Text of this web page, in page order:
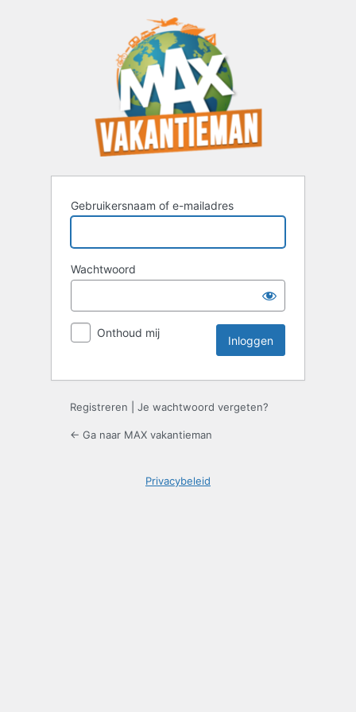
Gebruikersnaam of e-mailadres
Wachtwoord
Onthoud mij
Registreren Je wachtwoord vergeten?
← Ga naar MAX vakantieman
Privacybeleid